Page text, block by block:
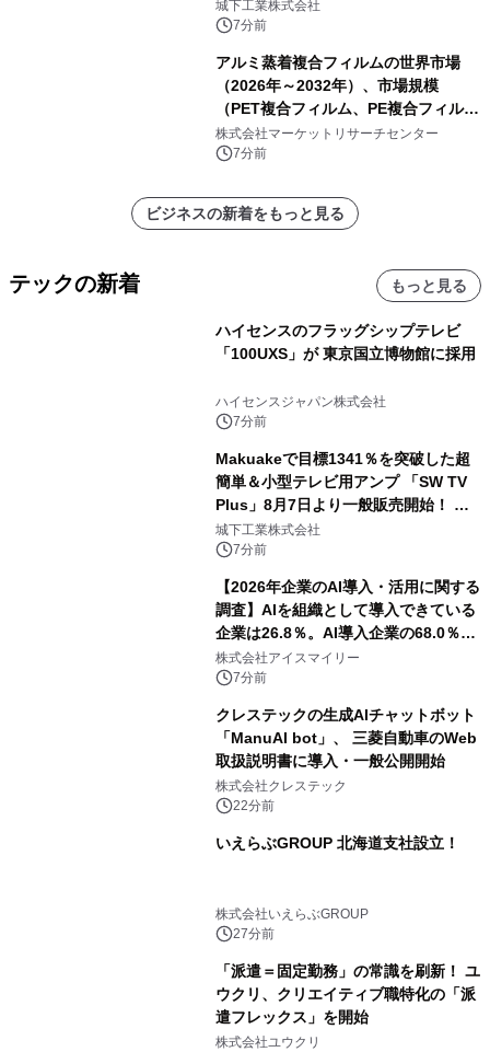
ーブル1本つなぐだけ、テレビの音が
ぐっと豊かに
城下工業株式会社
7分前
アルミ蒸着複合フィルムの世界市場
（2026年～2032年）、市場規模
（PET複合フィルム、PE複合フィル
ム、CPP複合フィルム、その他）・分
析レポートを発表
株式会社マーケットリサーチセンター
7分前
ビジネスの新着をもっと見る
テックの新着 もっと見る
ハイセンスのフラッグシップテレビ
「100UXS」が 東京国立博物館に採用
ハイセンスジャパン株式会社
7分前
Makuakeで目標1341％を突破した超
簡単＆小型テレビ用アンプ 「SW TV
Plus」8月7日より一般販売開始！ ケ
ーブル1本つなぐだけ、テレビの音が
ぐっと豊かに
城下工業株式会社
7分前
【2026年企業のAI導入・活用に関する
調査】AIを組織として導入できている
企業は26.8％。AI導入企業の68.0％
が、自社でのAI導入・活用は「上手く
いっている」と回答
株式会社アイスマイリー
7分前
クレステックの生成AIチャットボット
「ManuAI bot」、 三菱自動車のWeb
取扱説明書に導入・一般公開開始
株式会社クレステック
22分前
いえらぶGROUP 北海道支社設立！
株式会社いえらぶGROUP
27分前
「派遣＝固定勤務」の常識を刷新！ ユ
ウクリ、クリエイティブ職特化の「派
遣フレックス」を開始
株式会社ユウクリ